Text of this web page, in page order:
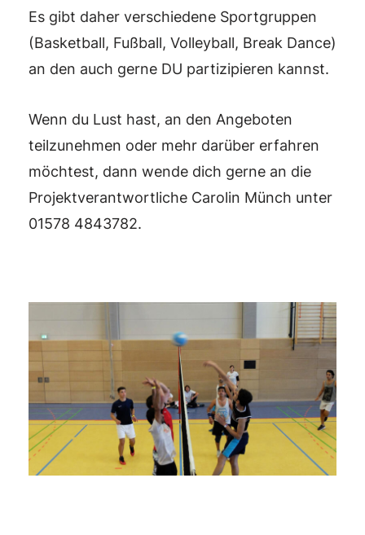
Es gibt daher verschiedene Sportgruppen
(Basketball, Fußball, Volleyball, Break Dance)
an den auch gerne DU partizipieren kannst.
Wenn du Lust hast, an den Angeboten
teilzunehmen oder mehr darüber erfahren
möchtest, dann wende dich gerne an die
Projektverantwortliche Carolin Münch unter
01578 4843782.